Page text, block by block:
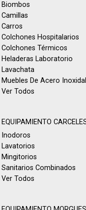
Biombos
Camillas
Carros
Colchones Hospitalarios
Colchones Térmicos
Heladeras Laboratorio
Lavachata
Muebles De Acero
Ver Todos
EQUIPAMIENTO
Inodoros
Lavatorios
Mingitorios
Sanitarios Combinados
Ver Todos